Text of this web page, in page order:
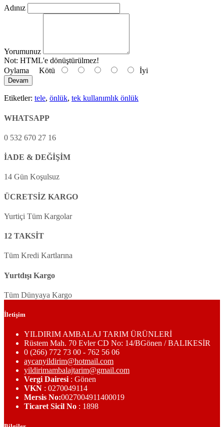
Adınız
Yorumunuz
Not: HTML'e dönüştürülmez!
Oylama Kötü İyi
Devam
Etiketler: tele, önlük, tek kullanımlık önlük
WHATSAPP
0 532 670 27 16
İADE & DEĞİŞİM
14 Gün Koşulsuz
ÜCRETSİZ KARGO
Yurtiçi Tüm Kargolar
12 TAKSİT
Tüm Kredi Kartlarına
Yurtdışı Kargo
Tüm Dünyaya Kargo
İletişim
YILDIRIM AMBALAJ TARIM ÜRÜNLERİ
Rüstem Mah. 70 Evler CD No: 14/BGönen / BALIKESİR
0 (266) 772 73 00 - 762 56 06
aycanyildirim@hotmail.com
yildirimambalajtarim@gmail.com
Vergi Dairesi : Gönen
VKN : 0270049114
Mersis No:0027004911400019
Ticaret Sicil No : 1898